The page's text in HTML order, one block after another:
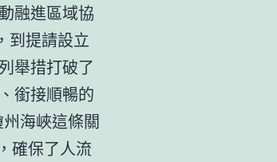
融進區域協
到提請設立
舉措打破了
銜接順暢的
海峽這條關
確保了人流